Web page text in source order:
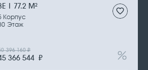
| 77.2 М2
Корпус
Этаж
366 544 ₽
396 160₽